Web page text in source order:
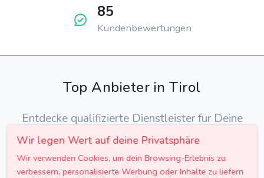
85
Kundenbewertungen
Top Anbieter in Tirol
Entdecke qualifizierte Dienstleister für Deine
Firmenfeier in Tirol
Wir legen Wert auf deine Privatsphäre
Wir verwenden Cookies, um dein Browsing-Erlebnis zu
verbessern, personalisierte Werbung oder Inhalte zu liefern